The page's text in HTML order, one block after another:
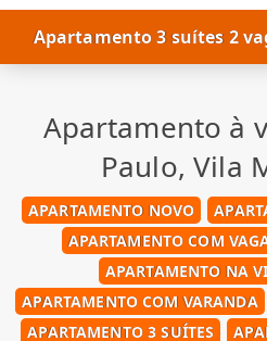
Apartamento 3 suítes 2
Apartamento à
Paulo, Vila
APARTAMENTO NOVO
APARTAMENTO COM
APARTAMENTO NA
APARTAMENTO COM VARANDA
APARTAMENTO 3 SUÍTES